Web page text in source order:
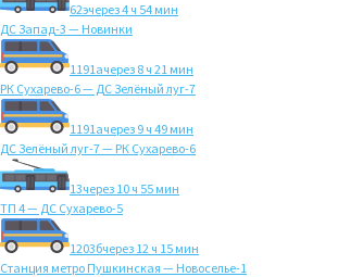
62эчерез 4 ч 54 мин
ДС Запад-3 — Новинки
1191ачерез 8 ч 21 мин
РК Сухарево-6 — ДС Зелёный луг-7
1191ачерез 9 ч 49 мин
ДС Зелёный луг-7 — РК Сухарево-6
13через 10 ч 55 мин
ТП 4 — ДС Сухарево-5
1203бчерез 12 ч 15 мин
Станция метро Пушкинская — Новоселье-1